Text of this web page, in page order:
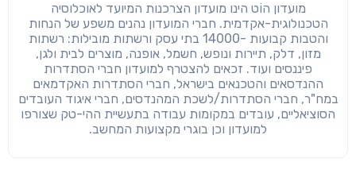
מועדון הוֹט הינו מועדון הצרכנות המיועד לאוכלוסיה
הטכנולוגית-אקדמית. חברי המועדון נהנים משפע של הנחות
והטבות קבועות -14000 בתי עסק ורשתות מובילות: רשתות
מזון, דלק, תיירות ונופש, חשמל, אופנה, מוצרים לבית ולגן,
פיננסים ועוד. זכאים להצטרף למועדון חברי הסתדרות
ההנדסאים והטכנאים בישראל, חברי הסתדרות האקדמאים
במח"ר, חברי הסתדרות/לשכת המהנדסים, חברי איגוד העובדים
הסוציאליים, עובדים במקומות עבודה בתעשיית ההי-טק שצורפו
למועדון וכן בוגרי מקצועות המחשב.